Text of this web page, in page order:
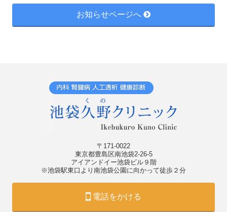
お知らせページへ
〒171-0022
東京都豊島区南池袋2-26-5
アイアンドイー池袋ビル９階
※池袋駅東口より南池袋公園に向かって徒歩２分
電話をかける